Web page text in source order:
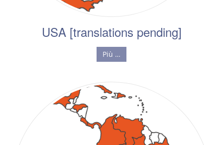
USA [translations pending]
Più …